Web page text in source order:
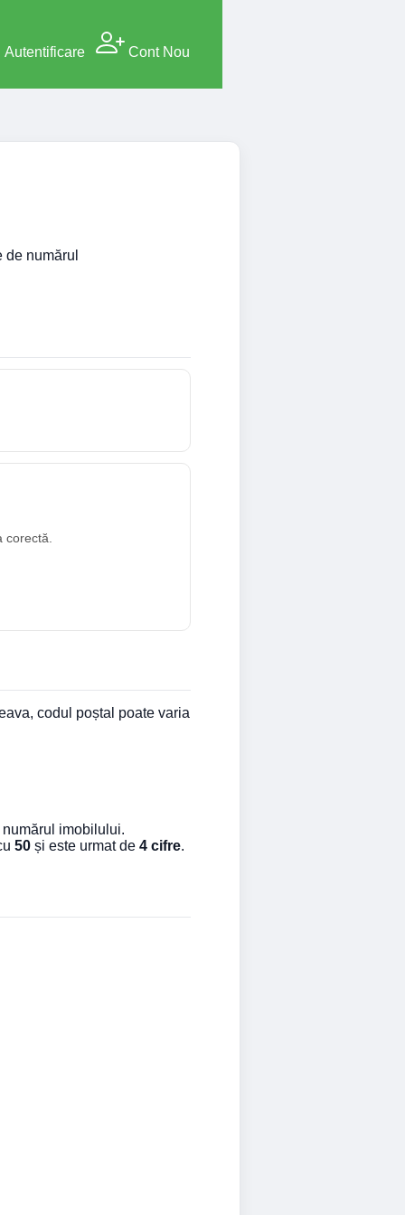
Autentificare Cont Nou
numărul
codul poștal poate varia
imobilului.
50 și este urmat de 4 cifre.